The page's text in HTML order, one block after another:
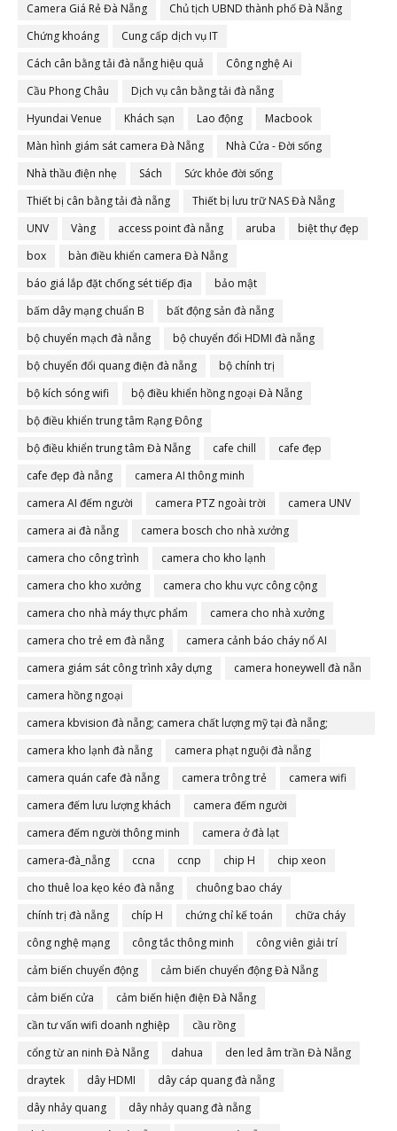
Camera Giá Rẻ Đà Nẵng
Chủ tịch UBND thành phố Đà Nẵng
Chứng khoáng
Cung cấp dịch vụ IT
Cách cân bằng tải đà nẵng hiệu quả
Công nghệ Ai
Cầu Phong Châu
Dịch vụ cân bằng tải đà nẵng
Hyundai Venue
Khách sạn Lao động
Macbook
Màn hình giám sát camera Đà Nẵng
Nhà Cửa - Đời sống
Nhà thầu điện nhẹ
Sách
Sức khỏe đời sống
Thiết bị cân bằng tải đà nẵng
Thiết bị lưu trữ NAS Đà Nẵng
UNV
Vàng access point đà nẵng aruba
biệt thự đẹp
box
bàn điều khiển camera Đà Nẵng
báo giá lắp đặt chống sét tiếp địa
bảo mật
bấm dây mạng chuẩn B
bất động sản đà nẵng
bộ chuyển mạch đà nẵng
bộ chuyển đổi HDMI đà nẵng
bộ chuyển đổi quang điện đà nẵng
bộ chính trị
bộ kích sóng wifi
bộ điều khiển hồng ngoại Đà Nẵng
bộ điều khiển trung tâm Rạng Đông
bộ điều khiển trung tâm Đà Nẵng
cafe chill
cafe đẹp
cafe đẹp đà nẵng
camera AI thông minh
camera AI đếm người
camera PTZ ngoài trời
camera UNV
camera ai đà nẵng
camera bosch cho nhà xưởng
camera cho công trình
camera cho kho lạnh
camera cho kho xưởng
camera cho khu vực công cộng
camera cho nhà máy thực phẩm
camera cho nhà xưởng
camera cho trẻ em đà nẵng
camera cảnh báo cháy nổ AI
camera giám sát công trình xây dựng
camera honeywell đà nẵn
camera hồng ngoại
camera kbvision đà nẵng; camera chất lượng mỹ tại đà nẵng;
camera đà nẵng
camera kho lạnh đà nẵng
camera phạt nguội đà nẵng
camera quán cafe đà nẵng
camera trông trẻ
camera wifi
camera đếm lưu lượng khách
camera đếm người
camera đếm người thông minh
camera ở đà lạt
camera-đà_nẵng
ccna ccnp chip H
chip xeon
cho thuê loa kẹo kéo đà nẵng
chuông bao cháy
chính trị đà nẵng
chíp H chứng chỉ kế toán
chữa cháy
công nghệ mạng
công tắc thông minh
công viên giải trí
cảm biến chuyển động
cảm biến chuyển động Đà Nẵng
cảm biến cửa
cảm biến hiện điện Đà Nẵng
cần tư vấn wifi doanh nghiệp
cầu rồng
cổng từ an ninh Đà Nẵng
dahua
den led âm trần Đà Nẵng
draytek
dây HDMI
dây cáp quang đà nẵng
dây nhảy quang
dây nhảy quang đà nẵng